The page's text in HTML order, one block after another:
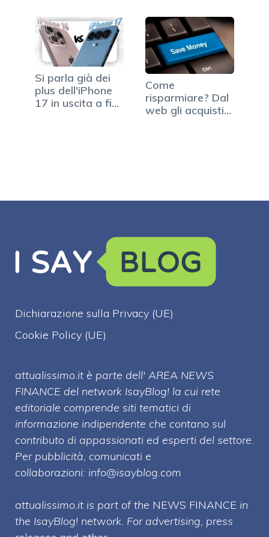
Si parla già dei
plus dell'iPhone
17 in uscita a fine
Come
risparmiare? Dal
web gli acquisti
Dichiarazione sulla Privacy (UE)
Cookie Policy (UE)
attualissimo.it è parte dell' AREA NEWS
FINANCE del network IsayBlog! la cui rete
editoriale comprende siti tematici di
informazione indipendente che contano sul
contributo di appassionati ed esperti del settore.
Per pubblicità, comunicati e
collaborazioni: info@isayblog.com
attualissimo.it is part of the NEWS FINANCE in
the IsayBlog! network. For advertising, press